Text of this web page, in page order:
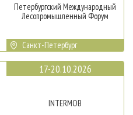
Петербургский Международный
Лесопромышленный Форум
Санкт-Петербург
17-20.10.2026
INTERMOB